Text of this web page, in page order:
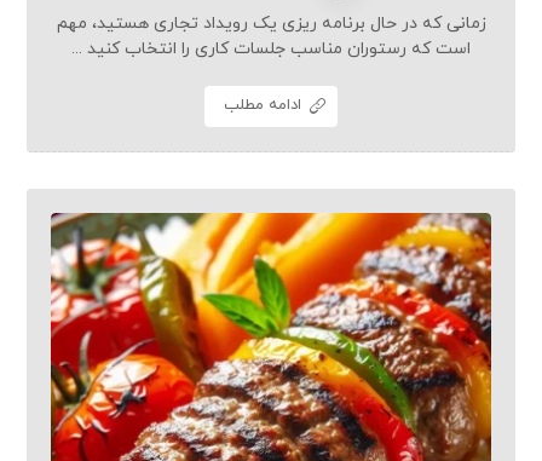
زمانی که در حال برنامه ریزی یک رویداد تجاری هستید، مهم
است که رستوران مناسب جلسات کاری را انتخاب کنید ...
ادامه مطلب